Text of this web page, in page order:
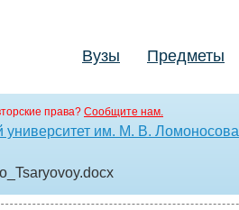
Вузы Предметы
права? Сообщите нам.
им. М. В. Ломоносова
.docx